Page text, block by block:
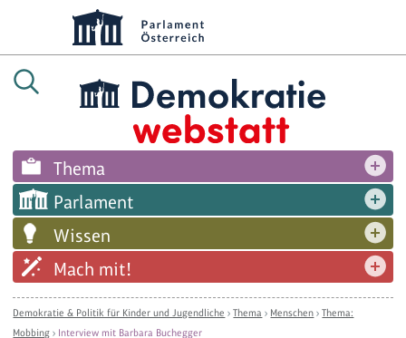
Thema
Parlament
Wissen
Mach mit!
Demokratie & Politik für Kinder und Jugendliche ›Thema › Menschen ›Thema:
Mobbing › Interview mit Barbara Buchegger